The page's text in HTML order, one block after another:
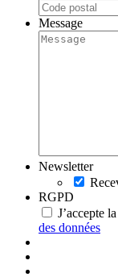
Message
Newsletter
RGPD
J’accepte la
des données